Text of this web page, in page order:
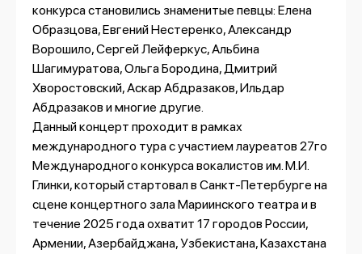
конкурса становились знаменитые певцы: Елена
Образцова, Евгений Нестеренко, Александр
Ворошило, Сергей Лейферкус, Альбина
Шагимуратова, Ольга Бородина, Дмитрий
Хворостовский, Аскар Абдразаков, Ильдар
Абдразаков и многие другие.
Данный концерт проходит в рамках
международного тура с участием лауреатов 27го
Международного конкурса вокалистов им. М.И.
Глинки, который стартовал в Санкт-Петербурге на
сцене концертного зала Мариинского театра и в
течение 2025 года охватит 17 городов России,
Армении, Азербайджана, Узбекистана, Казахстана